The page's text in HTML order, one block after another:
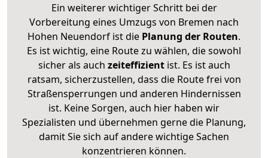
Ein weiterer wichtiger Schritt bei der
Vorbereitung eines Umzugs von Bremen nach
Hohen Neuendorf ist die Planung der Routen.
Es ist wichtig, eine Route zu wählen, die sowohl
sicher als auch zeiteffizientist. Es ist auch
ratsam, sicherzustellen, dass die Route frei von
Straßensperrungen und anderen Hindernissen
ist. Keine Sorgen, auch hier haben wir
Spezialisten und übernehmen gerne die Planung,
damit Sie sich auf andere wichtige Sachen
konzentrieren können.